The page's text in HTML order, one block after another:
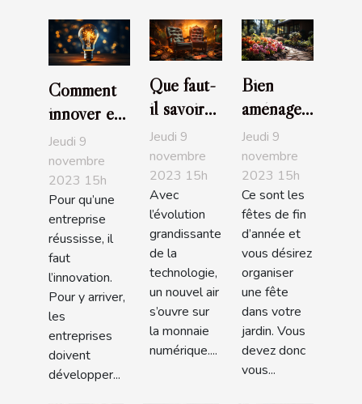
Comment
innover en
entreprise ?
Jeudi 9
novembre
2023 15h
Pour qu’une
entreprise
réussisse, il
faut
l’innovation.
Pour y arriver,
les
entreprises
doivent
développer...
Que faut-
il savoir
de la
crypto-
paradis ?
Jeudi 9
novembre
2023 15h
Avec
l’évolution
grandissante
de la
technologie,
un nouvel air
s’ouvre sur
la monnaie
numérique....
Bien
aménager
son jardin
: comment
s'y
prendre ?
Jeudi 9
novembre
2023 15h
Ce sont les
fêtes de fin
d’année et
vous désirez
organiser
une fête
dans votre
jardin. Vous
devez donc
vous...